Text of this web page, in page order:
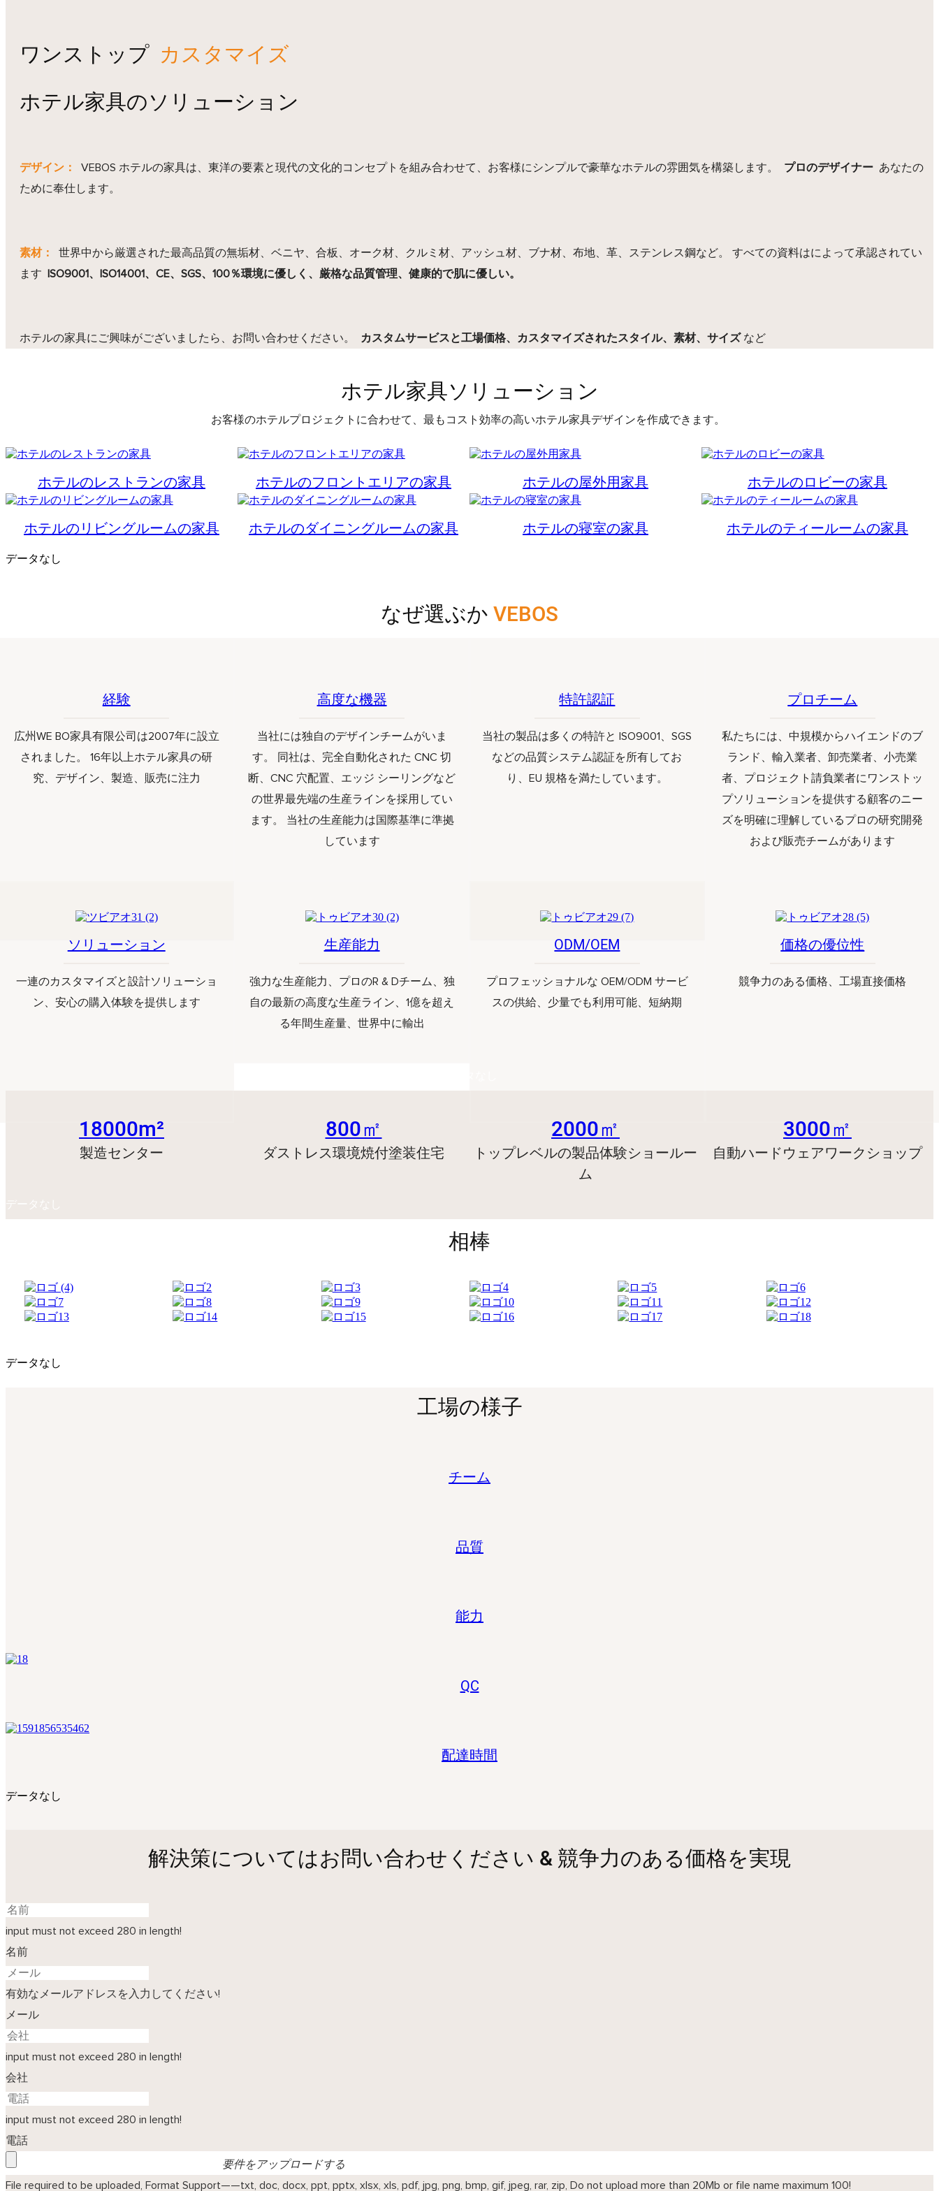
ワンストップ カスタマイズ
ホテル家具のソリューション
デザイン： VEBOS ホテルの家具は、東洋の要素と現代の文化的コンセプトを組み合わせて、お客様にシンプルで豪華なホテルの雰囲気を構築します。 プロのデザイナー あなたの
ために奉仕します。
素材：
世界中から厳選された最高品質の無垢材、ベニヤ、合板、オーク材、クルミ材、アッシュ材、ブナ材、布地、革、ステンレス鋼など。 すべての資料はによって承認されてい
ます
ISO9001、ISO14001、CE、SGS、100％環境に優しく、厳格な品質管理、健康的で肌に優しい。
ホテルの家具にご興味がございましたら、お問い合わせください。 カスタムサービスと工場価格、カスタマイズされたスタイル、素材、サイズ など
ホテル家具ソリューション
お客様のホテルプロジェクトに合わせて、最もコスト効率の高いホテル家具デザインを作成できます。
ホテルのレストランの家具 ホテルのフロントエリアの家具 ホテルの屋外用家具 ホテルのロビーの家具
ホテルのリビングルームの家具 ホテルのダイニングルームの家具 ホテルの寝室の家具 ホテルのティールームの家具
データなし
なぜ選ぶかVEBOS
経験
広州WE BO家具有限公司は2007年に設立
されました。 16年以上ホテル家具の研
究、デザイン、製造、販売に注力
高度な機器
当社には独自のデザインチームがいま
す。 同社は、完全自動化された CNC 切
断、CNC 穴配置、エッジ シーリングなど
の世界最先端の生産ラインを採用してい
ます。 当社の生産能力は国際基準に準拠
しています
特許認証
当社の製品は多くの特許と ISO9001、SGS
などの品質システム認証を所有してお
り、EU 規格を満たしています。
プロチーム
私たちには、中規模からハイエンドのブ
ランド、輸入業者、卸売業者、小売業
者、プロジェクト請負業者にワンストッ
プソリューションを提供する顧客のニー
ズを明確に理解しているプロの研究開発
および販売チームがあります
ソリューション
一連のカスタマイズと設計ソリューショ
ン、安心の購入体験を提供します
生産能力
強力な生産能力、プロのR & Dチーム、独
自の最新の高度な生産ライン、1億を超え
る年間生産量、世界中に輸出
ODM/OEM
プロフェッショナルな OEM/ODM サービ
スの供給、少量でも利用可能、短納期
価格の優位性
競争力のある価格、工場直接価格
18000m²
製造センター
800㎡
ダストレス環境焼付塗装住宅
2000㎡
トップレベルの製品体験ショールー
ム
3000㎡
自動ハードウェアワークショップ
データなし
相棒
データなし
工場の様子
チーム
品質
能力
QC
配達時間
データなし
解決策についてはお問い合わせください & 競争力のある価格を実現
input must not exceed 280 in length!
名前
有効なメールアドレスを入力してください!
メール
input must not exceed 280 in length!
会社
input must not exceed 280 in length!
電話
要件をアップロードする
File required to be uploaded, Format Support——txt, doc, docx, ppt, pptx, xlsx, xls, pdf, jpg, png, bmp, gif, jpeg, rar, zip, Do not upload more than 20Mb or file name maximum 100!